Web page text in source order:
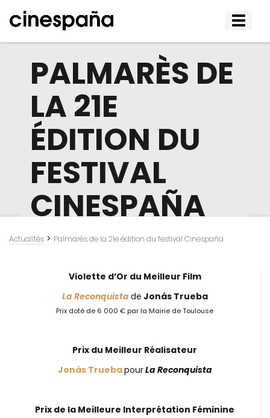
PALMARÈS DE
LA 21E
ÉDITION DU
FESTIVAL
CINESPAÑA
Actualités > Palmarès de la 21e édition du festival Cinespaña
Violette d’Or du Meilleur Film
La Reconquistade Jonás Trueba
Prix doté de 6 000 € par la Mairie de Toulouse
Prix du Meilleur Réalisateur
Jonás TruebapourLa Reconquista
Prix de la Meilleure Interprétation Féminine